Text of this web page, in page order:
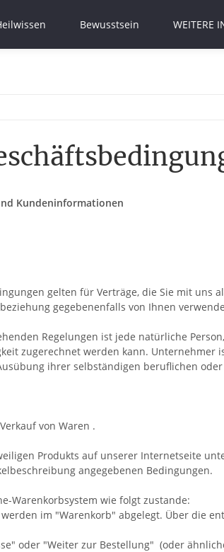
Bewusstsein WEITERE
Kundeninformationen
gelten für Verträge, die Sie mit uns
gegebenenfalls von Ihnen
Regelungen ist jede natürliche
zugerechnet werden kann.
ihrer selbständigen beruflichen
von Waren .
Produkts auf unserer Internetseite
angegebenen Bedingungen.
Warenkorbsystem wie folgt zustande:
im "Warenkorb" abgelegt. Über die
oder "Weiter zur Bestellung" (oder